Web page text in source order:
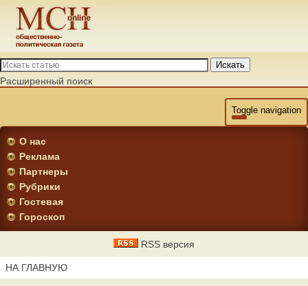
Искать
Расширенный поиск
Toggle navigation
О нас
Реклама
Партнеры
Рубрики
Гостевая
Гороскоп
RSS версия
НА ГЛАВНУЮ